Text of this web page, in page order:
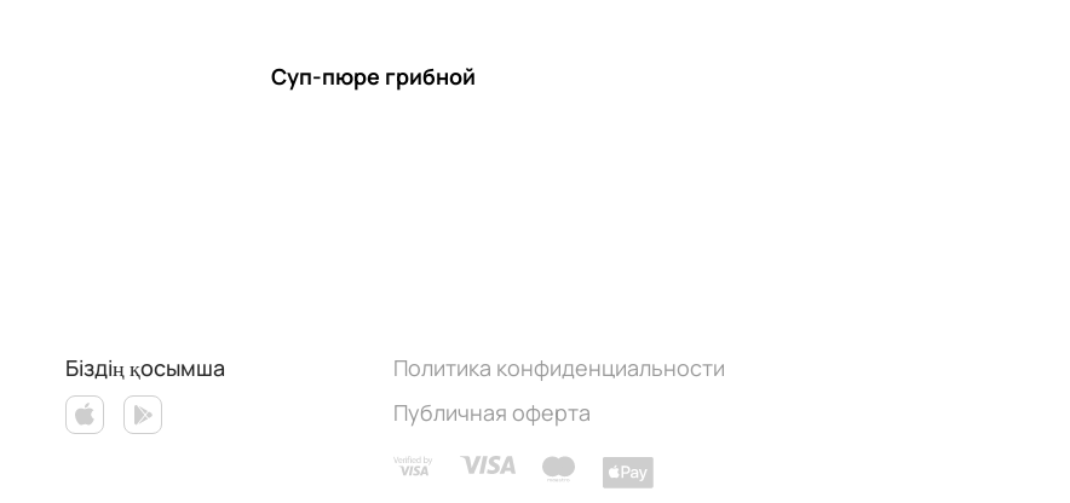
Суп-пюре грибной
Біздің қосымша
Политика конфиденциальности
Публичная оферта